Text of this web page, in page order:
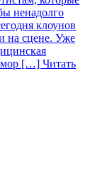
ненадолго
клоунов
на сцене. Уже
[…] Читать